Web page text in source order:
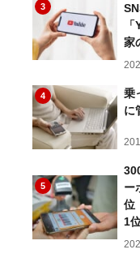
3
家
4
乗
に
5
ー
位
1